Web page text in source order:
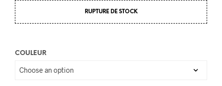
RUPTURE DE STOCK
COULEUR